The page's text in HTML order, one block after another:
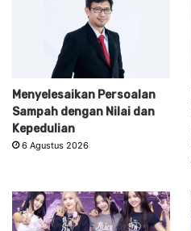
Menyelesaikan Persoalan
Sampah dengan Nilai dan
Kepedulian
6 Agustus 2026